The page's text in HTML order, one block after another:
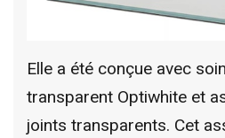
Elle a été conçue avec
transparent Optiwhite et
joints transparents. Cet